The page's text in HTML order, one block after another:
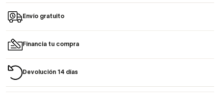
Envío gratuito
Financia tu compra
Devolución 14 días